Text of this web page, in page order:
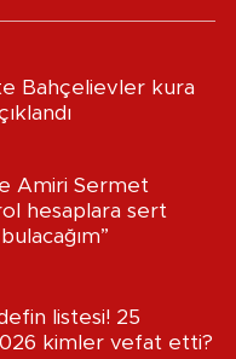
Bahçelievler kura
Amiri Sermet
hesaplara sert
listesi! 25
kimler vefat etti?